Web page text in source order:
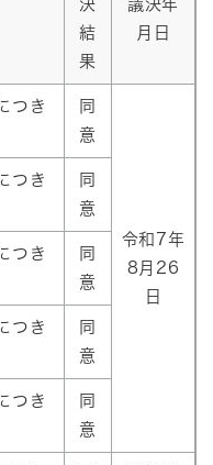
決
結
果
議決年
月日
つき
同
意
令和7年
8月26
日
つき
同
意
つき
同
意
つき
同
意
つき
同
意